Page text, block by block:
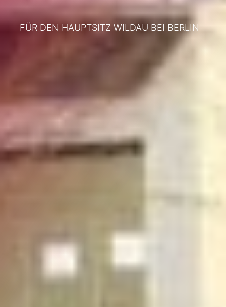
FÜR DEN HAUPTSITZ WILDAU BEI BERLIN